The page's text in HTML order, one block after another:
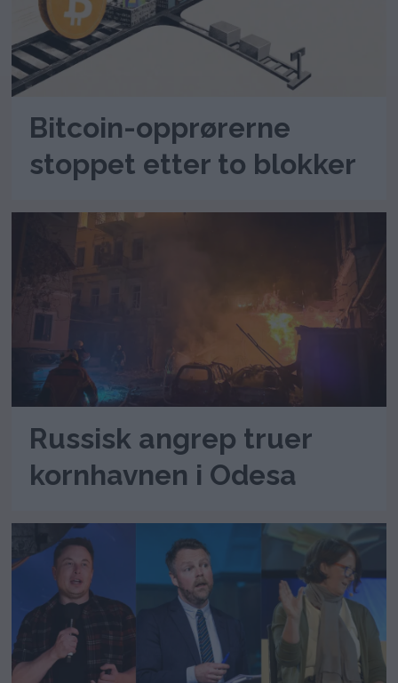
Bitcoin-opprørerne
stoppet etter to blokker
Russisk angrep truer
kornhavnen i Odesa